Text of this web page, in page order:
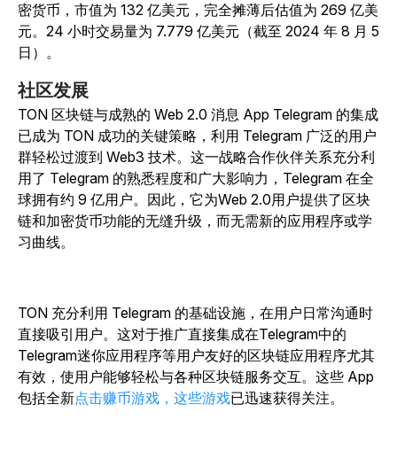
密货币，市值为 132 亿美元，完全摊薄后估值为 269 亿美
元。24 小时交易量为 7.779 亿美元（截至 2024 年 8 月 5
日）。
社区发展
TON 区块链与成熟的 Web 2.0 消息 App Telegram 的集成
已成为 TON 成功的关键策略，利用 Telegram 广泛的用户
群轻松过渡到 Web3 技术。这一战略合作伙伴关系充分利
用了 Telegram 的熟悉程度和广大影响力，Telegram 在全
球拥有约 9 亿用户。因此，它为Web 2.0用户提供了区块
链和加密货币功能的无缝升级，而无需新的应用程序或学
习曲线。
TON 充分利用 Telegram 的基础设施，在用户日常沟通时
直接吸引用户。这对于推广直接集成在Telegram中的
Telegram迷你应用程序等用户友好的区块链应用程序尤其
有效，使用户能够轻松与各种区块链服务交互。这些 App
包括全新点击赚币游戏，这些游戏已迅速获得关注。